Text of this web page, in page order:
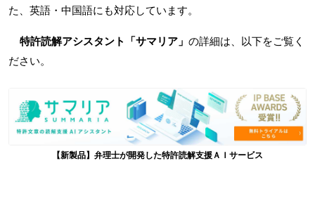
た、英語・中国語にも対応しています。
特許読解アシスタント「サマリア」 の詳細は、以下をご覧く
ださい。
【新製品】弁理士が開発した特許読解支援ＡＩサービス